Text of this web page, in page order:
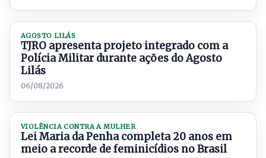
AGOSTO LILÁS
TJRO apresenta projeto integrado com a
Polícia Militar durante ações do Agosto
Lilás
06/08/2026
VIOLÊNCIA CONTRA A MULHER
Lei Maria da Penha completa 20 anos em
meio a recorde de feminicídios no Brasil